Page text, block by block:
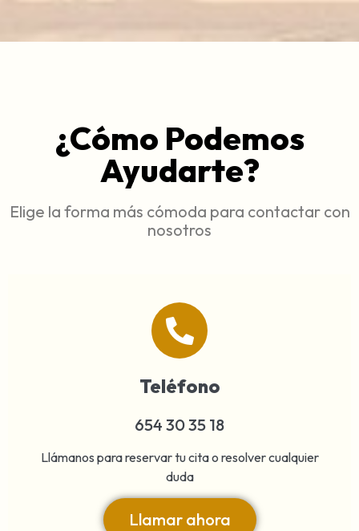
¿Cómo Podemos
Ayudarte?
Elige la forma más cómoda para contactar con
nosotros
Teléfono
654 30 35 18
Llámanos para reservar tu cita o resolver cualquier
duda
Llamar ahora